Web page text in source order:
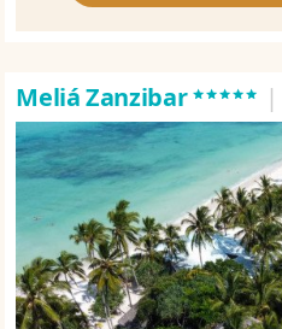
Meliá Zanzibar***** |